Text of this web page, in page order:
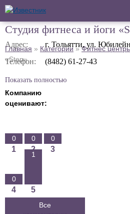
Адрес:
г. Тольятти, ул.
Телефон:
(8482) 61-27-43
Студия фитнеса и йоги
Главная » Категории»Фитнес
«Step»
Показать полностью
Компанию
оценивают:
0
1
0
2
0
3
0
4
1
5
Все
отзыв
Главная